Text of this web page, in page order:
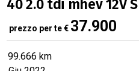
prezzo per te€ 37.900
99.666 km